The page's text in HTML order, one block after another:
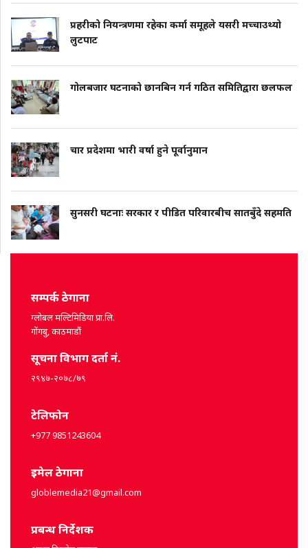
प्रहरीको नियन्त्रणमा रहेका कर्मा समूहले यसरी मच्चाउथ्यो
लुटपाट
गोलबजार घटनाको छानबिन गर्न गठित समितिद्वारा छलफल
चार प्रदेशमा भारी वर्षा हुने पूर्वानुमान
सुनसरी घटनाः सरकार र पीडित परिवारबीच सातबुँदे सहमति
सम्पर्क ठेगाना
ग्लोबल मल्टिमिडिया प्रा.लि.
गोंगबु, काठमाडौं
सूचना विभाग दर्ता नं.
२९४७-२०७८/७९
टेलिफोन
+977 9851243604
इमेल ठेगाना
globlemedia21@gmail.com
प्रबन्ध निर्देशक